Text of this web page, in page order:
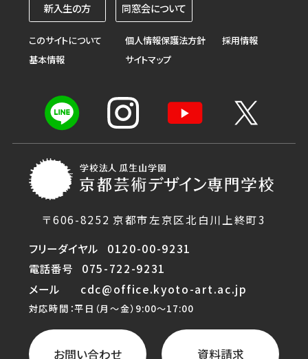
〒606-8252 京都市左京区北白川上終町3
フリーダイヤル
0120-00-9231
電話番号
075-722-9231
メール
cdc@office.kyoto-art.ac.jp
対応時間：平日（月〜金）9:00〜17:00
お問い合わせ 資料請求
新入生の方 同窓会について
このサイトについて 個人情報保護法方針
採用情報
基本情報
サイトマップ